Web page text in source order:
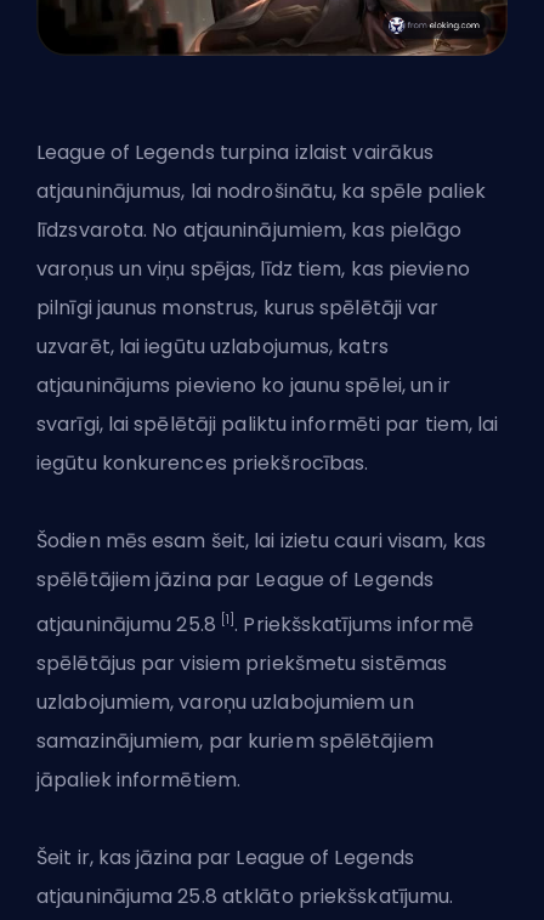
League of Legends turpina izlaist vairākus
atjauninājumus, lai nodrošinātu, ka spēle paliek
līdzsvarota. No atjauninājumiem, kas pielāgo
varoņus un viņu spējas, līdz tiem, kas pievieno
pilnīgi jaunus monstrus, kurus spēlētāji var
uzvarēt, lai iegūtu uzlabojumus, katrs
atjauninājums pievieno ko jaunu spēlei, un ir
svarīgi, lai spēlētāji paliktu informēti par tiem, lai
iegūtu konkurences priekšrocības.
Šodien mēs esam šeit, lai izietu cauri visam, kas
spēlētājiem jāzina par League of Legends
atjauninājumu25.8 [1] . Priekšskatījums informē
spēlētājus par visiem priekšmetu sistēmas
uzlabojumiem, varoņu uzlabojumiem un
samazinājumiem, par kuriem spēlētājiem
jāpaliek informētiem.
Šeit ir, kas jāzina par League of Legends
atjauninājuma 25.8 atklāto priekšskatījumu.